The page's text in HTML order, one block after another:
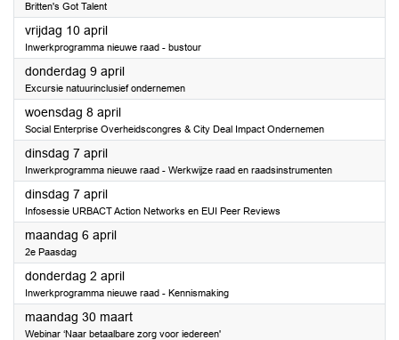
Britten's Got Talent
vrijdag 10 april2026
Inwerkprogramma nieuwe raad - bustour
donderdag 9 april2026
Excursie natuurinclusief ondernemen
woensdag 8 april2026
Social Enterprise Overheidscongres & City Deal Impact Ondernemen
dinsdag 7 april2026
Inwerkprogramma nieuwe raad - Werkwijze raad en raadsinstrumenten
dinsdag 7 april2026
Infosessie URBACT Action Networks en EUI Peer Reviews
maandag 6 april2026
2e Paasdag
donderdag 2 april2026
Inwerkprogramma nieuwe raad - Kennismaking
maandag 30 maart2026
Webinar ‘Naar betaalbare zorg voor iedereen'